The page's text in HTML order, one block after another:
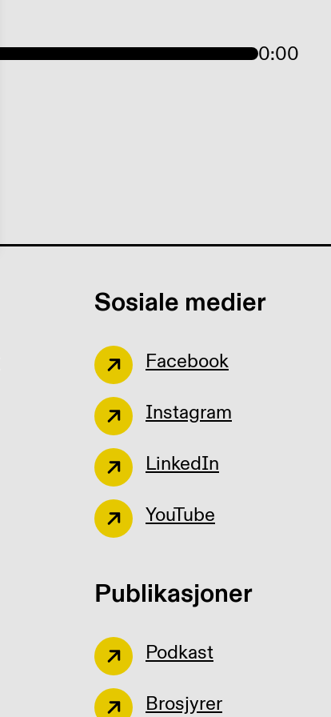
0:00
Sosiale medier
Facebook
Instagram
LinkedIn
YouTube
Publikasjoner
Podkast
Brosjyrer